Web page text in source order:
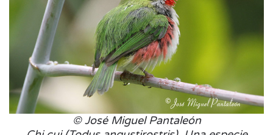
© José Miguel Pantaleón